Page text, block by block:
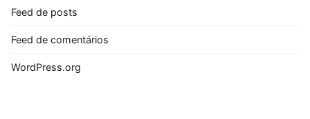
Feed de posts
Feed de comentários
WordPress.org